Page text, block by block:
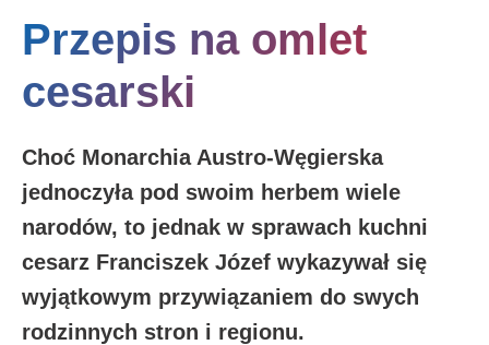
Przepis na omlet
cesarski
Choć Monarchia Austro-Węgierska
jednoczyła pod swoim herbem wiele
narodów, to jednak w sprawach kuchni
cesarz Franciszek Józef wykazywał się
wyjątkowym przywiązaniem do swych
rodzinnych stron i regionu.